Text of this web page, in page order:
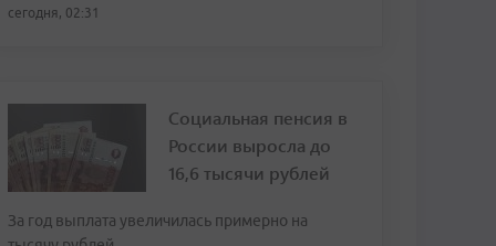
сегодня, 02:31
Социальная пенсия в
России выросла до
16,6 тысячи рублей
За год выплата увеличилась примерно на